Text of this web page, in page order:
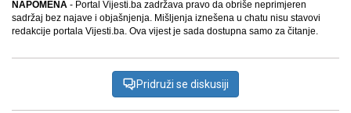
NAPOMENA - Portal Vijesti.ba zadržava pravo da obriše neprimjeren
sadržaj bez najave i objašnjenja. Mišljenja iznešena u chatu nisu stavovi
redakcije portala Vijesti.ba. Ova vijest je sada dostupna samo za čitanje.
Pridruži se diskusiji